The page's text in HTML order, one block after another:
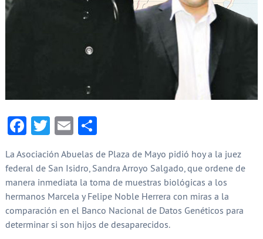
Facebook
Twitter
EmailCompartir
La Asociación Abuelas de Plaza de Mayo pidió hoy a la juez
federal de San Isidro, Sandra Arroyo Salgado, que ordene de
manera inmediata la toma de muestras biológicas a los
hermanos Marcela y Felipe Noble Herrera con miras a la
comparación en el Banco Nacional de Datos Genéticos para
determinar si son hijos de desaparecidos.